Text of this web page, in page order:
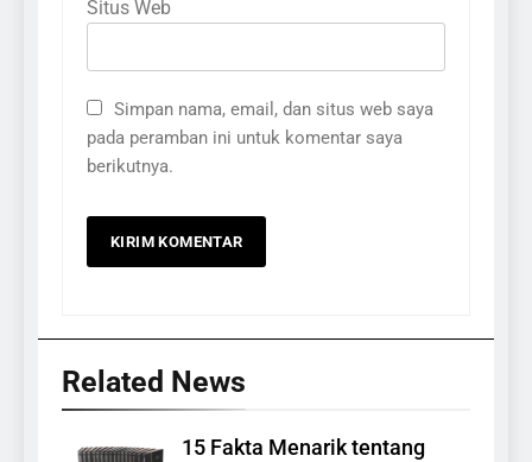
Situs Web
Simpan nama, email, dan situs web saya
pada peramban ini untuk komentar saya
berikutnya.
Related News
15 Fakta Menarik tentang